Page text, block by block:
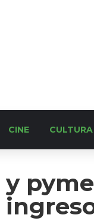
CINE CULTURA